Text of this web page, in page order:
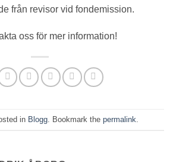
från revisor vid fondemission.
oss för mer information!
in Blogg . Bookmark the permalink